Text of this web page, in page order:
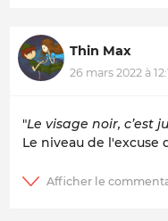
Thin Max
26 mars 2022 à
"Le visage noir, c’est
Le niveau de l'excuse